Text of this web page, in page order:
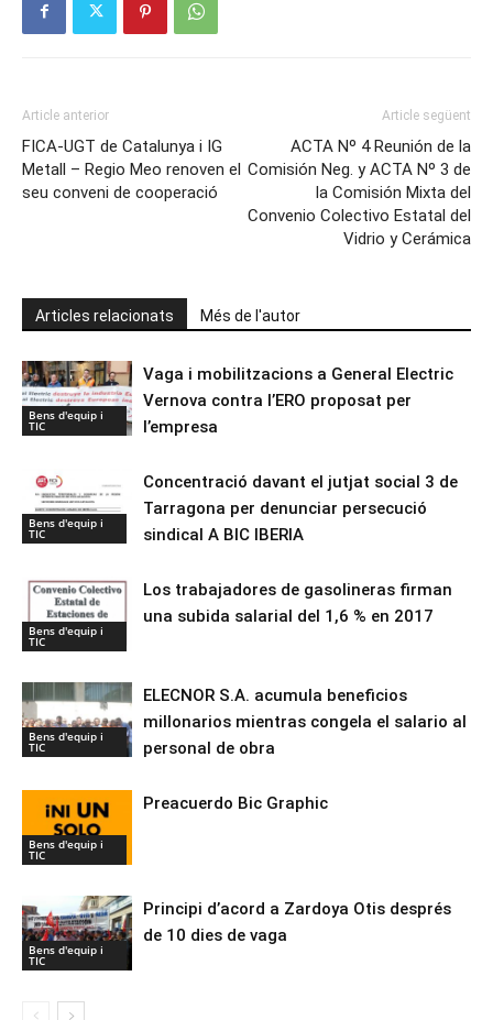
Article anterior
FICA-UGT de Catalunya i IG
Metall – Regio Meo renoven el
seu conveni de cooperació
Article següent
ACTA Nº 4 Reunión de la
Comisión Neg. y ACTA Nº 3 de
la Comisión Mixta del
Convenio Colectivo Estatal del
Vidrio y Cerámica
Articles relacionats Més de l'autor
Bens d'equip i
TIC
Vaga i mobilitzacions a General Electric
Vernova contra l’ERO proposat per
l’empresa
Bens d'equip i
TIC
Concentració davant el jutjat social 3 de
Tarragona per denunciar persecució
sindical A BIC IBERIA
Bens d'equip i
TIC
Los trabajadores de gasolineras firman
una subida salarial del 1,6 % en 2017
Bens d'equip i
TIC
ELECNOR S.A. acumula beneficios
millonarios mientras congela el salario al
personal de obra
Bens d'equip i
TIC
Preacuerdo Bic Graphic
Bens d'equip i
TIC
Principi d’acord a Zardoya Otis després
de 10 dies de vaga